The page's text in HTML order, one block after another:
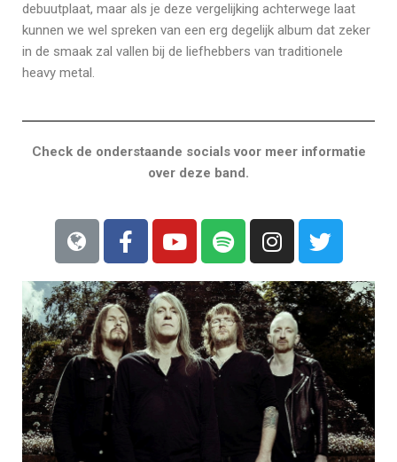
debuutplaat, maar als je deze vergelijking achterwege laat
kunnen we wel spreken van een erg degelijk album dat zeker
in de smaak zal vallen bij de liefhebbers van traditionele
heavy metal.
Check de onderstaande socials voor meer informatie
over deze band.